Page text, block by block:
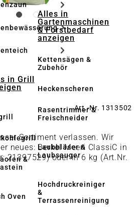
in Grill
&
Oven
Alles in
Gartenmaschinen
& Forstbedarf
anzeigen
Kettensägen &
Zubehör
Heckenscheren
Rasentrimmer &
Freischneider
Laubbläser &
Laubsauger
Hochdruckreiniger
&
Terrassenreinigung
Art.-Nr. 1313502
Sortiment verlassen. Wir
neues: Berkel Meeri ClassiC in
21397529) oder in 6 kg (Art.Nr.
NICHT VERFÜGBAR.)